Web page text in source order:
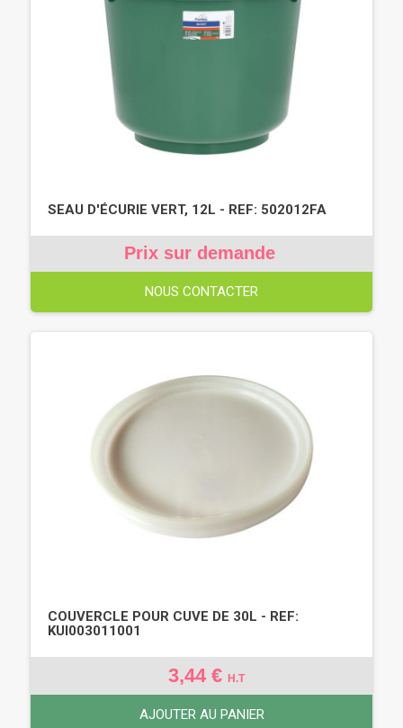
SEAU D'ÉCURIE VERT, 12L - REF: 502012FA
Prix sur demande
NOUS CONTACTER
COUVERCLE POUR CUVE DE 30L - REF:
KUI003011001
3,44 € H.T
AJOUTER AU PANIER